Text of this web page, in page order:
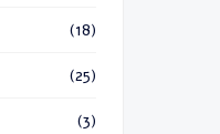
(18)
(25)
(3)